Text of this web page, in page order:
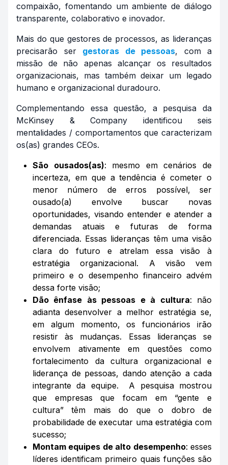
compaixão, fomentando um ambiente de diálogo
transparente, colaborativo e inovador.
Mais do que gestores de processos, as lideranças
precisarão ser gestoras de pessoas, com a
missão de não apenas alcançar os resultados
organizacionais, mas também deixar um legado
humano e organizacional duradouro.
Complementando essa questão, a pesquisa da
McKinsey & Company identificou seis
mentalidades / comportamentos que caracterizam
os(as) grandes CEOs.
São ousados(as): mesmo em cenários de
incerteza, em que a tendência é cometer o
menor número de erros possível, ser
ousado(a) envolve buscar novas
oportunidades, visando entender e atender a
demandas atuais e futuras de forma
diferenciada. Essas lideranças têm uma visão
clara do futuro e atrelam essa visão à
estratégia organizacional. A visão vem
primeiro e o desempenho financeiro advém
dessa forte visão;
Dão ênfase às pessoas e à cultura: não
adianta desenvolver a melhor estratégia se,
em algum momento, os funcionários irão
resistir às mudanças. Essas lideranças se
envolvem ativamente em questões como
fortalecimento da cultura organizacional e
liderança de pessoas, dando atenção a cada
integrante da equipe. A pesquisa mostrou
que empresas que focam em “gente e
cultura” têm mais do que o dobro de
probabilidade de executar uma estratégia com
sucesso;
Montam equipes de alto desempenho: esses
líderes identificam primeiro quais funções são